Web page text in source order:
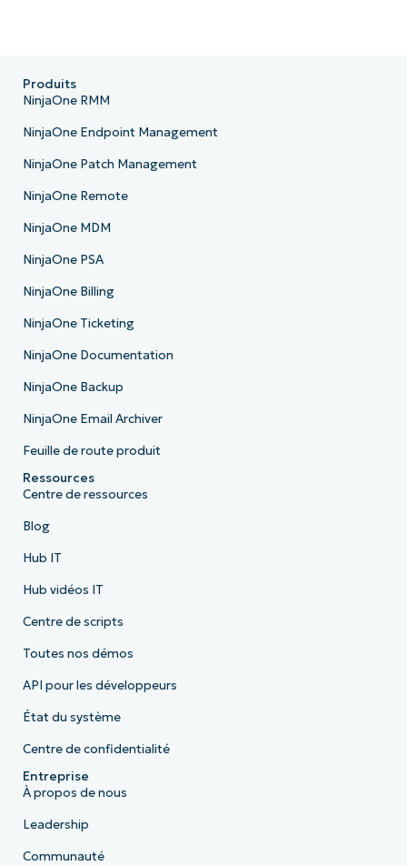
Produits
NinjaOne RMM
NinjaOne Endpoint Management
NinjaOne Patch Management
NinjaOne Remote
NinjaOne MDM
NinjaOne PSA
NinjaOne Billing
NinjaOne Ticketing
NinjaOne Documentation
NinjaOne Backup
NinjaOne Email Archiver
Feuille de route produit
Ressources
Centre de ressources
Blog
Hub IT
Hub vidéos IT
Centre de scripts
Toutes nos démos
API pour les développeurs
État du système
Centre de confidentialité
Entreprise
À propos de nous
Leadership
Communauté